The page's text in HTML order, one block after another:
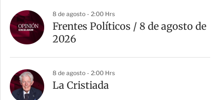
8 de agosto - 2:00 Hrs
Frentes Políticos / 8 de agosto de
2026
8 de agosto - 2:00 Hrs
La Cristiada